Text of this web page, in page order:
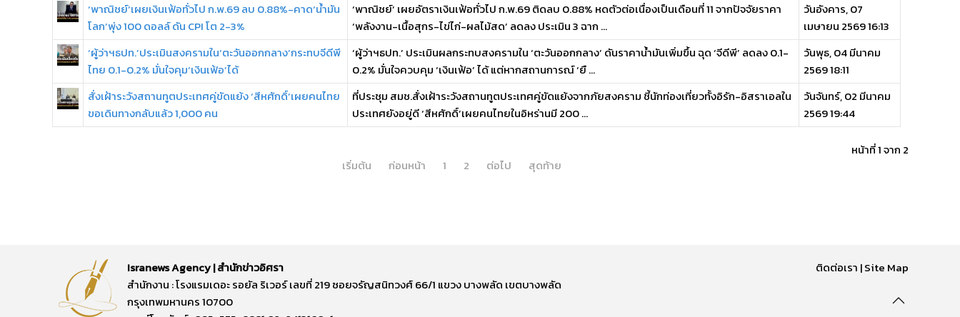
‘พาณิชย์’เผยเงินเฟ้อทั่วไป ก.พ.69 ลบ 0.88%-คาด‘น้ำมัน
โลก’พุ่ง 100 ดอลล์ ดัน CPI โต 2-3%
‘พาณิชย์’ เผยอัตราเงินเฟ้อทั่วไป ก.พ.69 ติดลบ 0.88% หดตัวต่อเนื่องเป็นเดือนที่ 11 จากปัจจัยราคา
‘พลังงาน-เนื้อสุกร-ไข่ไก่-ผลไม้สด’ ลดลง ประเมิน 3 ฉาก ...
วันอังคาร, 07
เมษายน 2569 16:13
‘ผู้ว่าฯธปท.’ประเมินสงครามใน‘ตะวันออกกลาง’กระทบจีดีพี
ไทย 0.1-0.2% มั่นใจคุม‘เงินเฟ้อ’ได้
‘ผู้ว่าฯธปท.’ ประเมินผลกระทบสงครามใน ‘ตะวันออกกลาง’ ดันราคาน้ำมันเพิ่มขึ้น ฉุด ‘จีดีพี’ ลดลง 0.1-
0.2% มั่นใจควบคุม ‘เงินเฟ้อ’ ได้ แต่หากสถานการณ์ ‘ยื ...
วันพุธ, 04 มีนาคม
2569 18:11
สั่งเฝ้าระวังสถานทูตประเทศคู่ขัดแย้ง ‘สีหศักดิ์’เผยคนไทย
ขอเดินทางกลับแล้ว 1,000 คน
ที่ประชุม สมช.สั่งเฝ้าระวังสถานทูตประเทศคู่ขัดแย้งจากภัยสงคราม ชี้นักท่องเที่ยวทั้งอิรัก-อิสราเอลใน
ประเทศยังอยู่ดี ‘สีหศักดิ์’เผยคนไทยในอิหร่านมี 200 ...
วันจันทร์, 02 มีนาคม
2569 19:44
หน้าที่ 1 จาก 2
เริ่มต้น
ก่อนหน้า 1 2 ต่อไป สุดท้าย
Isranews Agency | สำนักข่าวอิศรา
สำนักงาน : โรงแรมเดอะ รอยัล ริเวอร์ เลขที่ 219 ซอยจรัญสนิทวงศ์ 66/1 แขวง บางพลัด เขตบางพลัด
กรุงเทพมหานคร 10700
ติดต่อเรา |Site Map